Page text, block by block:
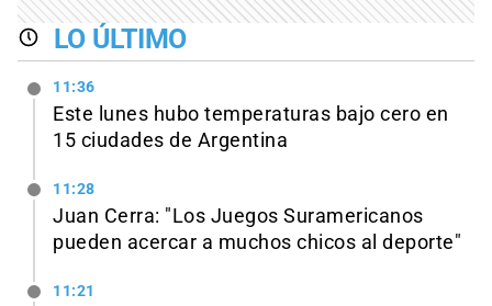
LO ÚLTIMO
11:36
Este lunes hubo temperaturas bajo cero en
15 ciudades de Argentina
11:28
Juan Cerra: "Los Juegos Suramericanos
pueden acercar a muchos chicos al deporte"
11:21